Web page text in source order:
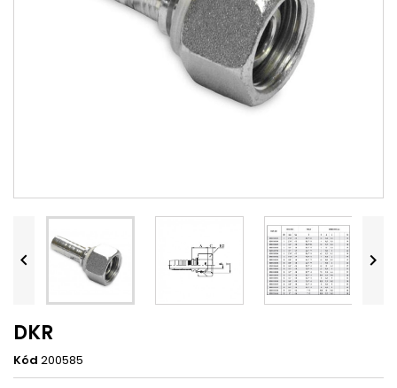
 
DKR
Kód 200585